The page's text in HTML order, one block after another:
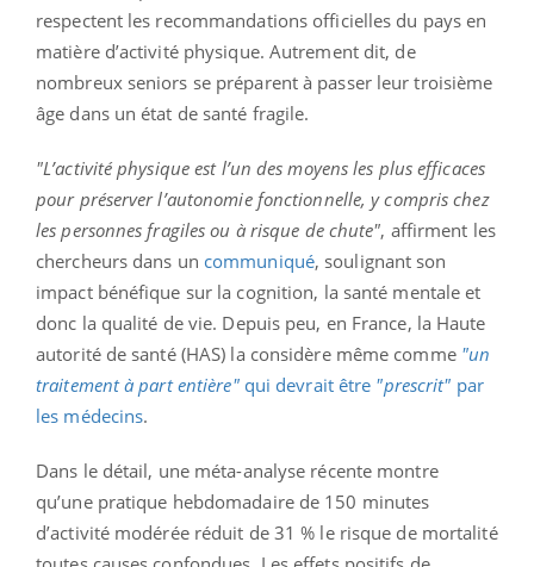
respectent les recommandations officielles du pays en
matière d’activité physique. Autrement dit, de
nombreux seniors se préparent à passer leur troisième
âge dans un état de santé fragile.
"L’activité physique est l’un des moyens les plus efficaces
pour préserver l’autonomie fonctionnelle, y compris chez
les personnes fragiles ou à risque de chute", affirment les
chercheurs dans un communiqué, soulignant son
impact bénéfique sur la cognition, la santé mentale et
donc la qualité de vie. Depuis peu, en France, la Haute
autorité de santé (HAS) la considère même comme "un
traitement à part entière" qui devrait être "prescrit" par
les médecins.
Dans le détail, une méta-analyse récente montre
qu’une pratique hebdomadaire de 150 minutes
d’activité modérée réduit de 31 % le risque de mortalité